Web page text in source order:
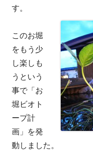
す。
このお堀
をもう少
し楽しも
うという
事で「お
堀ビオト
ープ計
画」を発
動しました。